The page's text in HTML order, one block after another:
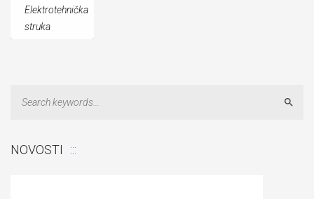
Elektrotehnička
struka
NOVOSTI